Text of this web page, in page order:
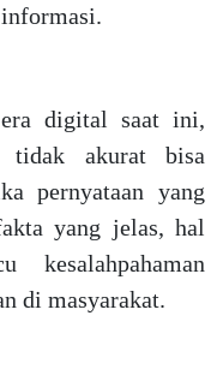
digital saat ini,
tidak akurat bisa
pernyataan yang
yang jelas, hal
kesalahpahaman
di masyarakat.